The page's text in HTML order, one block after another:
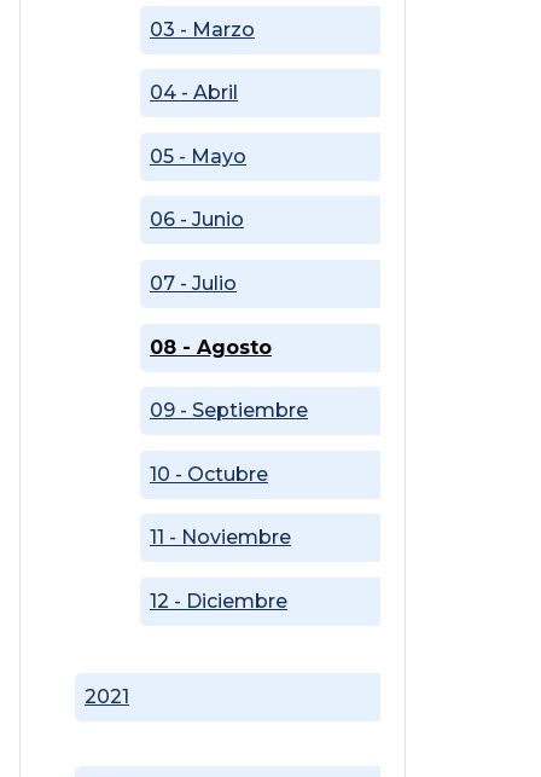
2021
03 - Marzo
04 - Abril
05 - Mayo
06 - Junio
07 - Julio
08 - Agosto
09 - Septiembre
10 - Octubre
11 - Noviembre
12 - Diciembre